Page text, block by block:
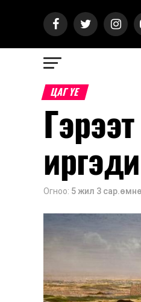
ЦАГ ҮЕ
Огноо: 5 жил 3 сар.өмнө